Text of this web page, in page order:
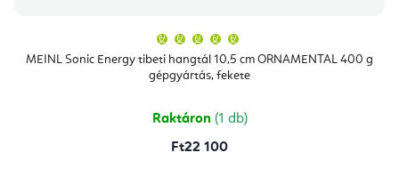
MEINL Sonic Energy tibeti hangtál 10,5 cm ORNAMENTAL 400 g
gépgyártás, fekete
átlagos
értékelése
5-
csillag.
Raktáron (1 db)
Ft22 100